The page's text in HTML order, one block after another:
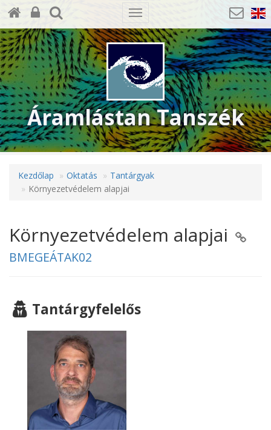
Toggle
navigation
Áramlástan Tanszék
Kezdőlap Oktatás
Tantárgyak
Környezetvédelem alapjai
Környezetvédelem alapjai
BMEGEÁTAK02
Tantárgyfelelős